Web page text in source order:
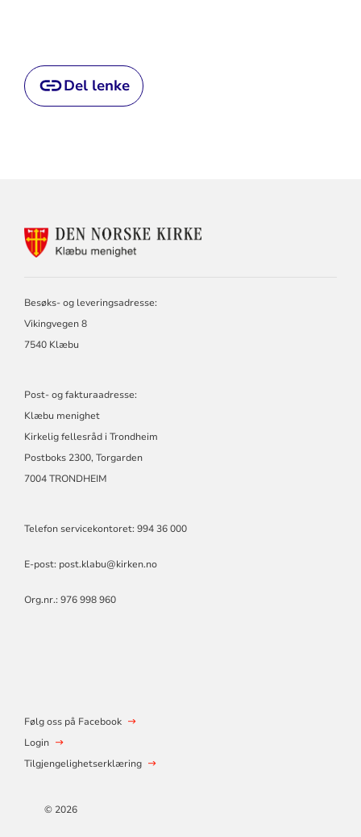
Del lenke
KONTAKTINFORMASJON
Besøks- og leveringsadresse:
Vikingvegen 8
7540 Klæbu
Post- og fakturaadresse:
Klæbu menighet
Kirkelig fellesråd i Trondheim
Postboks 2300, Torgarden
7004 TRONDHEIM
Telefon servicekontoret: 994 36 000
E-post: post.klabu@kirken.no
Org.nr.: 976 998 960
Følg oss på Facebook
Login
Tilgjengelighetserklæring
© 2026